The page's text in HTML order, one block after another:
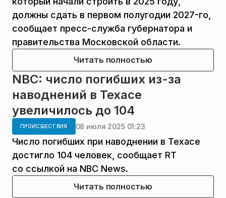
должны сдать в первом полугодии 2027-го,
сообщает пресс-служба губернатора и
правительства Московской области.
Читать полностью
NBC: число погибших из-за
наводнений в Техасе
увеличилось до 104
ПРОИСШЕСТВИЯ 08 июля 2025 01:23
Число погибших при наводнении в Техасе
достигло 104 человек, сообщает RT
со ссылкой на NBC News.
Читать полностью